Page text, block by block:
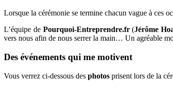
Lorsque la cérémonie se termine chacun vague à ces
L’équipe de Pourquoi-Entreprendre.fr(Jérôme
vers nous afin de nous serrer la main… Un agréable
Des événements qui me motivent
Vous verrez ci-dessous des photos prisent lors de la